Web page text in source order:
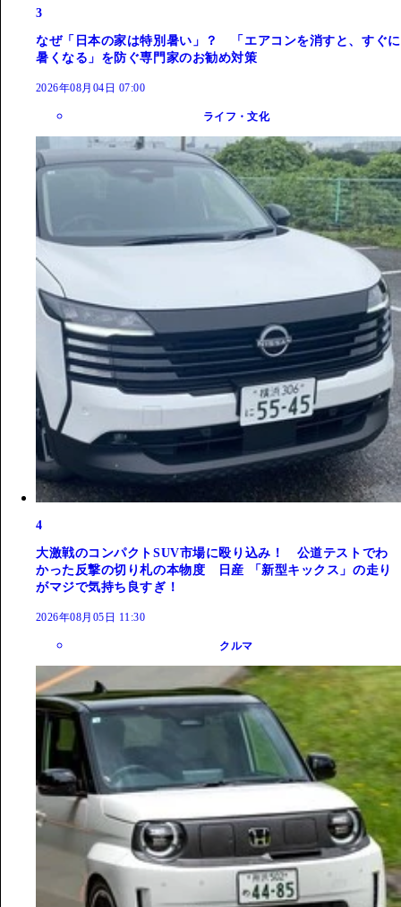
3
なぜ「日本の家は特別暑い」？ 「エアコンを消すと、すぐに
暑くなる」を防ぐ専門家のお勧め対策
2026年08月04日 07:00
ライフ・文化
4
大激戦のコンパクトSUV市場に殴り込み！ 公道テストでわ
かった反撃の切り札の本物度 日産 「新型キックス」の走り
がマジで気持ち良すぎ！
2026年08月05日 11:30
クルマ